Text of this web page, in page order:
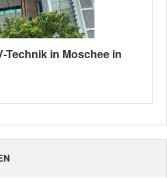
Technik in Moschee in